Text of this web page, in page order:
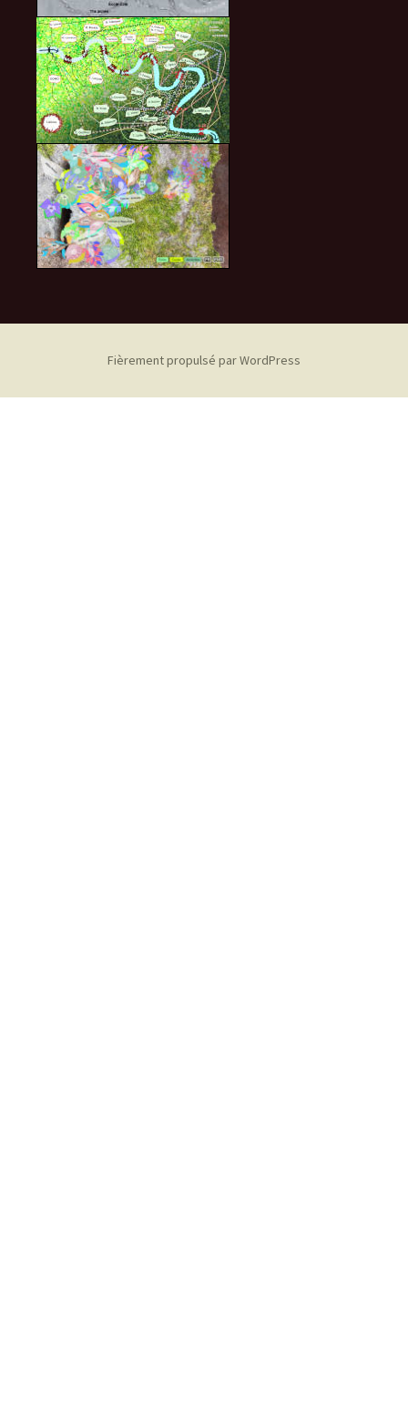
Fièrement propulsé par WordPress